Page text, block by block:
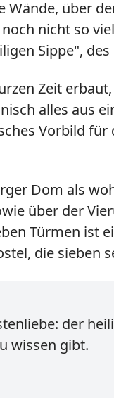
über
nicht so
Sippe",
Zeit
alles aus
Vorbild
Dom als
über der
Türmen ist
die sieben
der
wissen gibt.